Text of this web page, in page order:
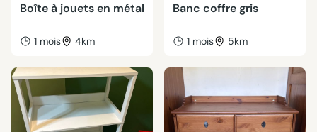
Boîte à jouets en métal
1 mois 4km
Banc coffre gris
1 mois 5km